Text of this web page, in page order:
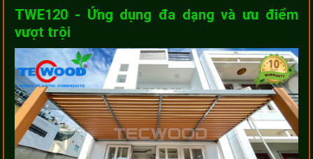
TWE120 - Ứng dụng đa dạng và ưu điểm
vượt trội